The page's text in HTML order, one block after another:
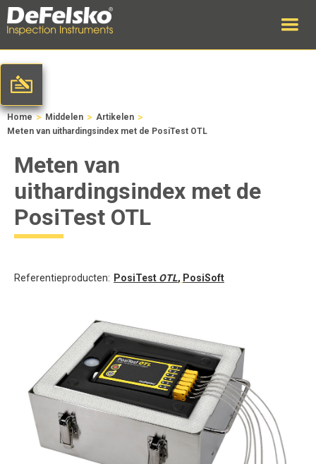
Home > Middelen > Artikelen >
Meten van uithardingsindex met de PosiTest OTL
Meten van
uithardingsindex met de
PosiTest OTL
Referentieproducten: PosiTest OTL, PosiSoft